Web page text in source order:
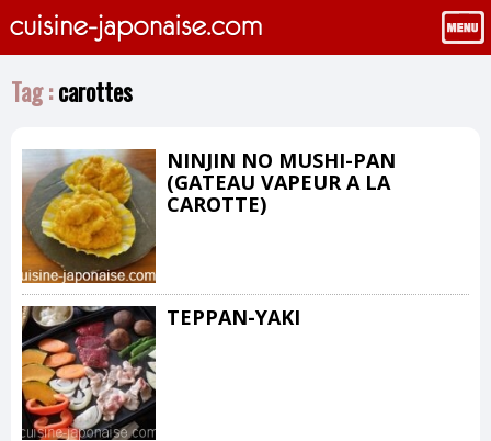
Tag :carottes
NINJIN NO MUSHI-PAN
(GATEAU VAPEUR A LA
CAROTTE)
TEPPAN-YAKI